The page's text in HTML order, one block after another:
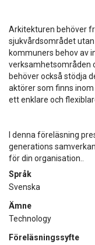
Arkitekturen behöver
sjukvårdsområdet
kommuners behov av
verksamhetsområden
behöver också stödja
aktörer som finns
ett enklare och
I denna föreläsning
generations
för din organisation..
Språk
Svenska
Ämne
Technology
Föreläsningssyfte